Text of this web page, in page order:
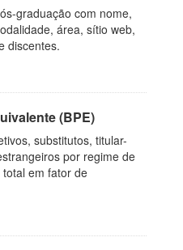
graduação com nome,
área, sítio web,
discentes.
(BPE)
substitutos, titular-
por regime de
em fator de